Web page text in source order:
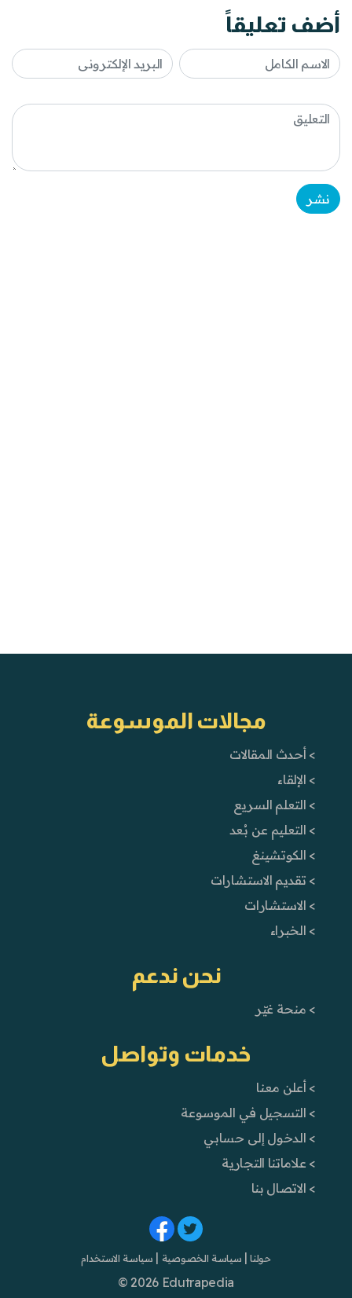
أضف تعليقاً
نشر
مجالات الموسوعة
> أحدث المقالات
> الإلقاء
> التعلم السريع
> التعليم عن بُعد
> الكوتشينغ
> تقديم الاستشارات
> الاستشارات
> الخبراء
نحن ندعم
> منحة غيّر
خدمات وتواصل
> أعلن معنا
> التسجيل في الموسوعة
> الدخول إلى حسابي
> علاماتنا التجارية
> الاتصال بنا
حولنا | سياسة الخصوصية | سياسة الاستخدام
© 2026 Edutrapedia